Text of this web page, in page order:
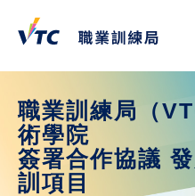
職業訓練局（
術學院
簽署合作協議
訓項目